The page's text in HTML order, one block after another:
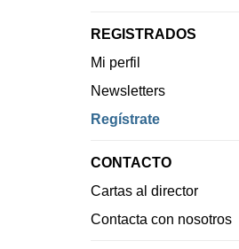
REGISTRADOS
Mi perfil
Newsletters
Regístrate
CONTACTO
Cartas al director
Contacta con nosotros